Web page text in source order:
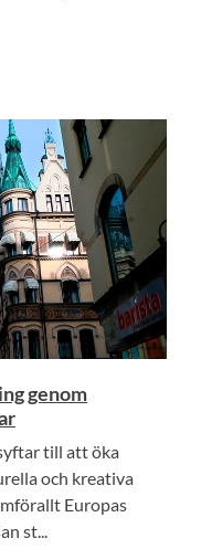
genom
till att öka
och kreativa
Europas
st...